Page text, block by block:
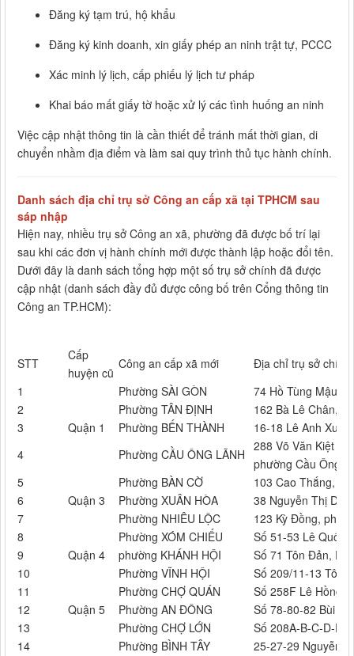
Đăng ký tạm trú, hộ khẩu
Đăng ký kinh doanh, xin giấy phép an ninh trật tự, PCCC
Xác minh lý lịch, cấp phiếu lý lịch tư pháp
Khai báo mất giấy tờ hoặc xử lý các tình huống an ninh
Việc cập nhật thông tin là cần thiết để tránh mất thời gian, di
chuyển nhầm địa điểm và làm sai quy trình thủ tục hành chính.
Danh sách địa chỉ trụ sở Công an cấp xã tại TPHCM sau
sáp nhập
Hiện nay, nhiều trụ sở Công an xã, phường đã được bố trí lại
sau khi các đơn vị hành chính mới được thành lập hoặc đổi tên.
Dưới đây là danh sách tổng hợp một số trụ sở chính đã được
cập nhật (danh sách đầy đủ được công bố trên Cổng thông tin
Công an TP.HCM):
STT
Cấp
huyện cũ
Công an cấp xã mới
Địa chỉ trụ sở chính
1
Quận 1
Phường SÀI GÒN
74 Hồ Tùng Mậu,
2
Phường TÂN ĐỊNH
162 Bà Lê Chân,
3
Phường BẾN THÀNH
16-18 Lê Anh
4
Phường CẦU ÔNG LÃNH
288 Võ Văn Kiệt
phường Cầu Ông
5
Quận 3
Phường BÀN CỜ
103 Cao Thắng,
6
Phường XUÂN HÒA
38 Nguyễn Thị
7
Phường NHIÊU LỘC
123 Kỳ Đồng,
8
Quận 4
Phường XÓM CHIẾU
Số 51-53 Lê Quốc
9
phường KHÁNH HỘI
Số 71 Tôn Đản,
10
Phường VĨNH HỘI
Số 209/11-13 Tôn
11
Quận 5
Phường CHỢ QUÁN
Số 258F Lê Hồng
12
Phường AN ĐÔNG
Số 78-80-82 Bùi
13
Phường CHỢ LỚN
Số 208A-B-C-D-E
14
Phường BÌNH TÂY
25-27-29 Nguyễn